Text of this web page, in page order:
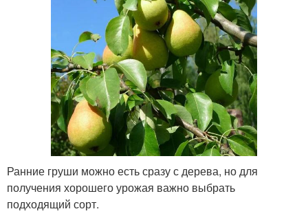
Ранние груши можно есть сразу с дерева, но для
получения хорошего урожая важно выбрать
подходящий сорт.